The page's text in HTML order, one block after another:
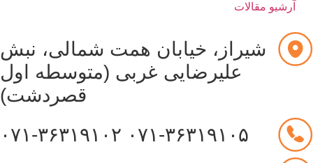
آرشیو مقالات
شیراز، خیابان همت شمالی، نبش
علیرضایی غربی (متوسطه اول
قصردشت)
۰۷۱-۳۶۳۱۹۱۰۵
۰۷۱-۳۶۳۱۹۱۰۲